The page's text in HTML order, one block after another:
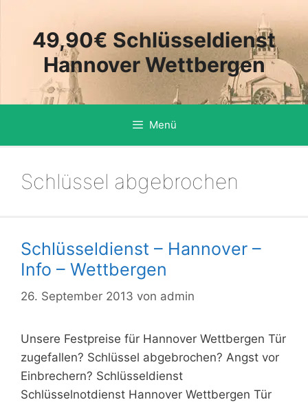
springen49,90€ Schlüsseldienst
Hannover Wettbergen
Menü
Schlüssel abgebrochen
Schlüsseldienst – Hannover –
Info – Wettbergen
26. September 2013 von admin
Unsere Festpreise für Hannover Wettbergen Tür
zugefallen? Schlüssel abgebrochen? Angst vor
Einbrechern? Schlüsseldienst
Schlüsselnotdienst Hannover Wettbergen Tür